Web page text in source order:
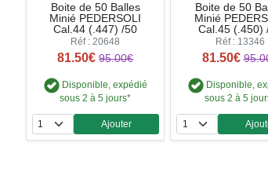
Boite de 50 Balles
Minié PEDERSOLI
Cal.44 (.447) /50
Réf : 20648
81.50€ 95.00€
Disponible, expédié
sous 2 à 5 jours*
Quantité
Ajouter
Boite de 50
Minié
Cal.45 (.450)
Réf : 13346
81.50€
Disponible,
sous 2 à 5